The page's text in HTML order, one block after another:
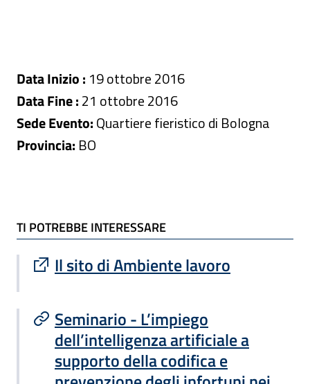
Data Inizio : 19 ottobre 2016
Data Fine :21 ottobre 2016
Sede Evento:Quartiere fieristico di Bologna
Provincia: BO
TI POTREBBE INTERESSARE
TI POTREBBE INTERESSARE
Il sito di Ambiente lavoro
Sito esterno : apre una nuova finestra
Seminario - L’impiego
dell’intelligenza artificiale a
supporto della codifica e